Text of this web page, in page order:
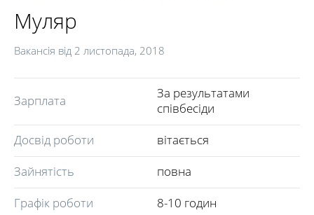
Муляр
Вакансія від 2 листопада, 2018
Зарплата
За результатами
співбесіди
Досвід роботи
вітається
Зайнятість
повна
Графік роботи
8-10 годин